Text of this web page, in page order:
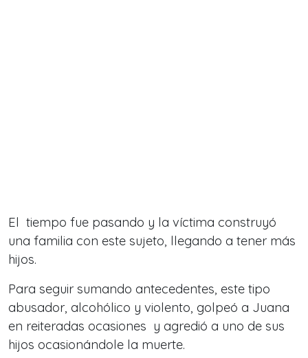
El tiempo fue pasando y la víctima construyó
una familia con este sujeto, llegando a tener más
hijos.
Para seguir sumando antecedentes, este tipo
abusador, alcohólico y violento, golpeó a Juana
en reiteradas ocasiones y agredió a uno de sus
hijos ocasionándole la muerte.